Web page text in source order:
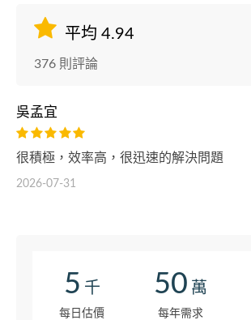
平均 4.94
376 則評論
吳孟宜
很積極，效率高，很迅速的解決問題
2026-07-31
5 千
每日估價
50 萬
每年需求